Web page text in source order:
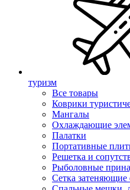
туризм
Все товары
Коврики
Мангалы
Охлаждающие
Палатки
Портативные
Решетка и
Рыболовные
Сетка затеняющие